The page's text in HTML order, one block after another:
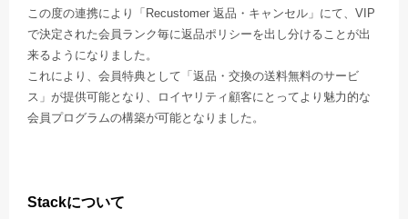
この度の連携により「Recustomer 返品・キャンセル」にて、VIP
で決定された会員ランク毎に返品ポリシーを出し分けることが出
来るようになりました。
これにより、会員特典として「返品・交換の送料無料のサービ
ス」が提供可能となり、ロイヤリティ顧客にとってより魅力的な
会員プログラムの構築が可能となりました。
Stackについて